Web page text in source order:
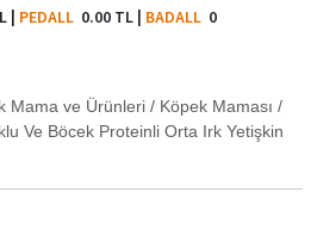
| PEDALL 0.00 TL| BADALL0
Mama ve Ürünleri / Köpek Maması /
Ve Böcek Proteinli Orta Irk Yetişkin